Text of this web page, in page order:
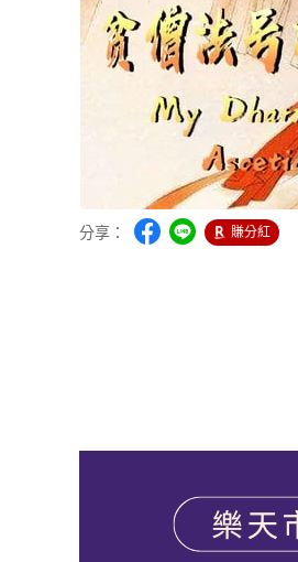
分享： 賺分紅